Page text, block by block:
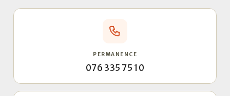
PERMANENCE
076 335 75 10